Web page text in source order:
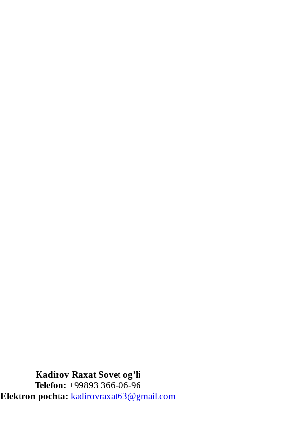
Kadirov Raxat Sovet og’li
Telefon: +99893 366-06-96
Elektron pochta: kadirovraxat63@gmail.com